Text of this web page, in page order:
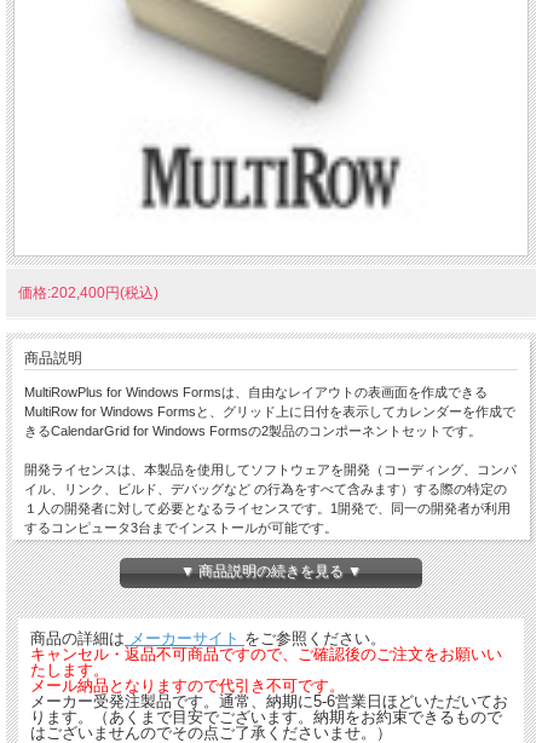
価格:202,400円(税込)
商品説明
MultiRowPlus for Windows Formsは、自由なレイアウトの表画面を作成できる
MultiRow for Windows Formsと、グリッド上に日付を表示してカレンダーを作成で
きるCalendarGrid for Windows Formsの2製品のコンポーネントセットです。
開発ライセンスは、本製品を使用してソフトウェアを開発（コーディング、コンパ
イル、リンク、ビルド、デバッグなど の行為をすべて含みます）する際の特定の
１人の開発者に対して必要となるライセンスです。1開発で、同一の開発者が利用
するコンピュータ3台までインストールが可能です。
※納品形態は電子納品（メール納品）となります。
通常はご注文時のメールアドレスに送信させていただきます。
ご注文時にいただいているメールアドレス以外に送信をご希望の場合は、その旨を
▼ 商品説明の続きを見る ▼
商品の詳細は メーカーサイト をご参照ください。
キャンセル・返品不可商品ですので、ご確認後のご注文をお願いい
たします。
メール納品となりますので代引き不可です。
メーカー受発注製品です。通常、納期に5-6営業日ほどいただいてお
ります。（あくまで目安でございます。納期をお約束できるもので
はございませんのでその点ご了承くださいませ。）